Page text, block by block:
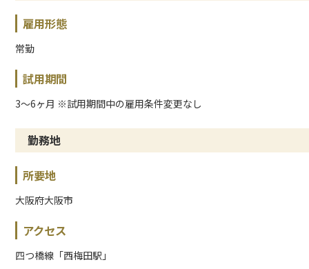
雇用形態
常勤
試用期間
3〜6ヶ月 ※試用期間中の雇用条件変更なし
勤務地
所要地
大阪府大阪市
アクセス
四つ橋線「西梅田駅」